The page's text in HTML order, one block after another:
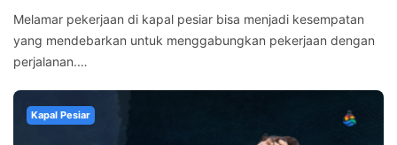
Melamar pekerjaan di kapal pesiar bisa menjadi kesempatan
yang mendebarkan untuk menggabungkan pekerjaan dengan
perjalanan.…
Kapal Pesiar